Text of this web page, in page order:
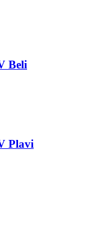
Beli
Plavi